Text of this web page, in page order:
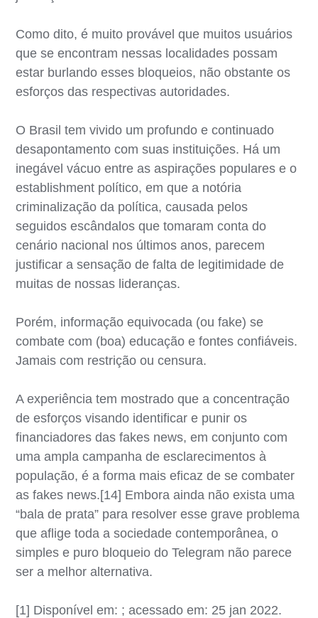
Como dito, é muito provável que muitos usuários
que se encontram nessas localidades possam
estar burlando esses bloqueios, não obstante os
esforços das respectivas autoridades.
O Brasil tem vivido um profundo e continuado
desapontamento com suas instituições. Há um
inegável vácuo entre as aspirações populares e o
establishment político, em que a notória
criminalização da política, causada pelos
seguidos escândalos que tomaram conta do
cenário nacional nos últimos anos, parecem
justificar a sensação de falta de legitimidade de
muitas de nossas lideranças.
Porém, informação equivocada (ou fake) se
combate com (boa) educação e fontes confiáveis.
Jamais com restrição ou censura.
A experiência tem mostrado que a concentração
de esforços visando identificar e punir os
financiadores das fakes news, em conjunto com
uma ampla campanha de esclarecimentos à
população, é a forma mais eficaz de se combater
as fakes news.[14] Embora ainda não exista uma
“bala de prata” para resolver esse grave problema
que aflige toda a sociedade contemporânea, o
simples e puro bloqueio do Telegram não parece
ser a melhor alternativa.
[1] Disponível em: ; acessado em: 25 jan 2022.